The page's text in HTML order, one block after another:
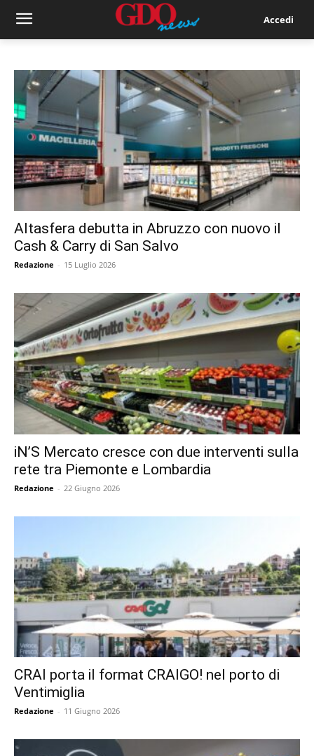
Accedi
Altasfera debutta in Abruzzo con nuovo il
Cash & Carry di San Salvo
Redazione - 15 Luglio 2026
iN’S Mercato cresce con due interventi sulla
rete tra Piemonte e Lombardia
Redazione - 22 Giugno 2026
CRAI porta il format CRAIGO! nel porto di
Ventimiglia
Redazione - 11 Giugno 2026